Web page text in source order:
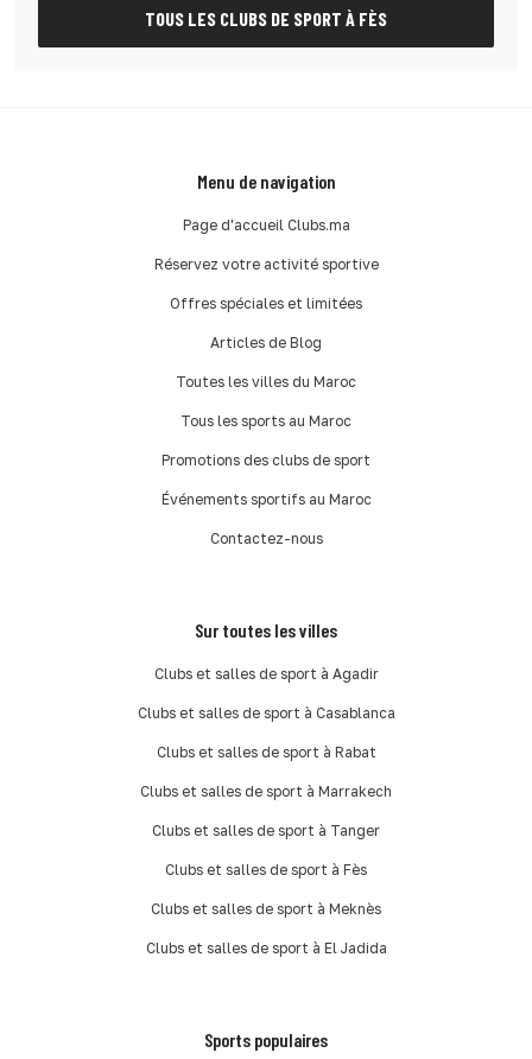
TOUS LES CLUBS DE SPORT À FÈS
Menu de navigation
Page d'accueil Clubs.ma
Réservez votre activité sportive
Offres spéciales et limitées
Articles de Blog
Toutes les villes du Maroc
Tous les sports au Maroc
Promotions des clubs de sport
Événements sportifs au Maroc
Contactez-nous
Sur toutes les villes
Clubs et salles de sport à Agadir
Clubs et salles de sport à Casablanca
Clubs et salles de sport à Rabat
Clubs et salles de sport à Marrakech
Clubs et salles de sport à Tanger
Clubs et salles de sport à Fès
Clubs et salles de sport à Meknès
Clubs et salles de sport à El Jadida
Sports populaires